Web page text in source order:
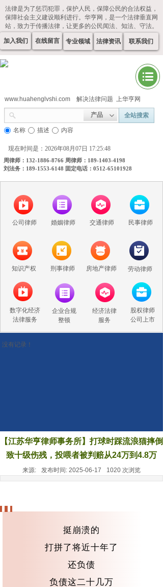
法律是为了惩罚犯罪，保护人民，保障公民的合法权益，
保障社会主义建设顺利进行。华亨网，是一个法律垂直网
站，致力于传播法律，让更多的公民闻法、知法、守法。
在线留言 专业领域 法律资讯 联系我们
加入我们
产品 全站搜索
名称 描述 内容
现在时间是：2026年08月07日 17:25:48
www.huahenglvshi.com 解决法律问题 上华亨网
周律师：132-1886-8766 周律师：189-1403-4198
刘法务：189-1553-6148 固定电话：0512-65101928
股权律师
公司上市
数字化经济
法律服务
经济法律
服务
企业合规
整顿
公司律师 婚姻律师 交通律师 民事律师
知识产权 刑事律师 房地产律师 劳动律师
没有记录！
【江苏华亨律师事务所】打球时踩流浪猫摔倒
致十级伤残，投喂者被判赔从24万到4.8万
来源: 发布时间: 2025-06-17 1020 次浏览
挺崩溃的
打拼了将近十年了
还负债
负债这二十几万